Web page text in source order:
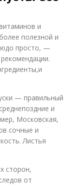
и
полезной и
просто, —
— правильный
и
Московская,
сочные и
Листья
сторон,
от